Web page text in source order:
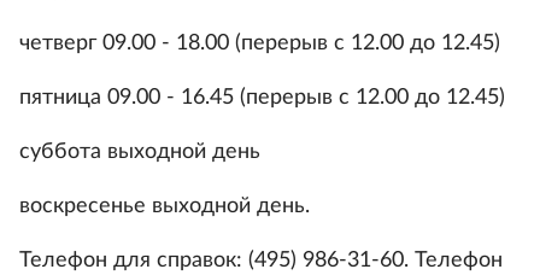
четверг 09.00 - 18.00 (перерыв с 12.00 до 12.45)
пятница 09.00 - 16.45 (перерыв с 12.00 до 12.45)
суббота выходной день
воскресенье выходной день.
Телефон для справок: (495) 986-31-60. Телефон